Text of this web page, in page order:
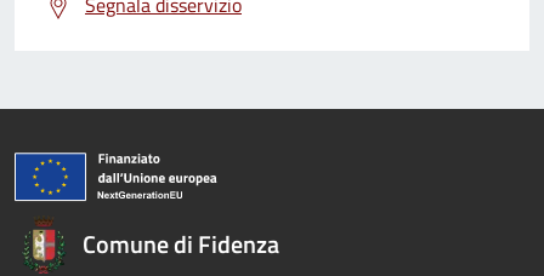
Comune di Fidenza